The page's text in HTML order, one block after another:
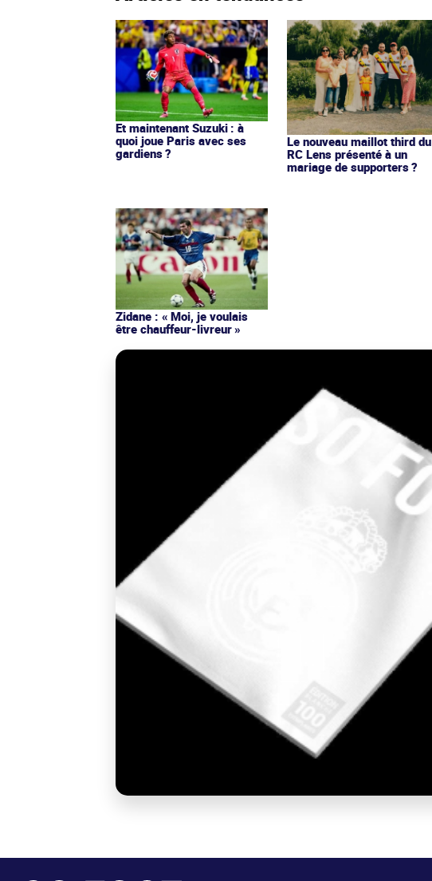
Et maintenant Suzuki : à
quoi joue Paris avec ses
gardiens ?
Le nouveau maillot third du
RC Lens présenté à un
mariage de supporters ?
Zidane : « Moi, je voulais
être chauffeur-livreur »